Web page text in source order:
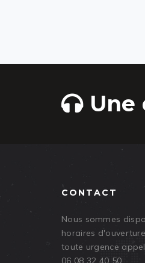
Une
CONTACT
Nous sommes
horaires
toute urgence
06 08 32 40 50